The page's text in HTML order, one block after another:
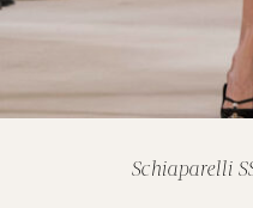
Schiaparelli